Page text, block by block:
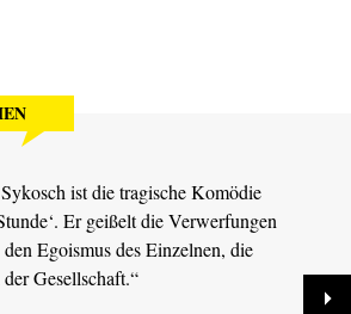
ist die tragische Komödie
Er geißelt die Verwerfungen
Egoismus des Einzelnen, die
Gesellschaft.“